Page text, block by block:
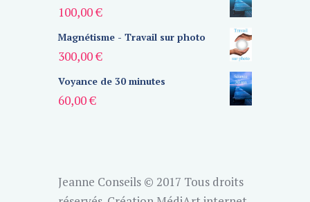
100,00€
Magnétisme - Travail sur photo
300,00€
Voyance de 30 minutes
60,00€
Jeanne Conseils © 2017 Tous droits